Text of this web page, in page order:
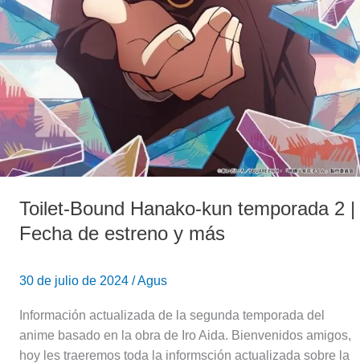
Toilet-Bound Hanako-kun temporada 2 |
Fecha de estreno y más
30 de julio de 2024 /Agus
Información actualizada de la segunda temporada del
anime basado en la obra de Iro Aida. Bienvenidos amigos,
hoy les traeremos toda la informsción actualizada sobre la